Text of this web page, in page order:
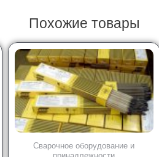
Похожие товары
Сварочное оборудование и